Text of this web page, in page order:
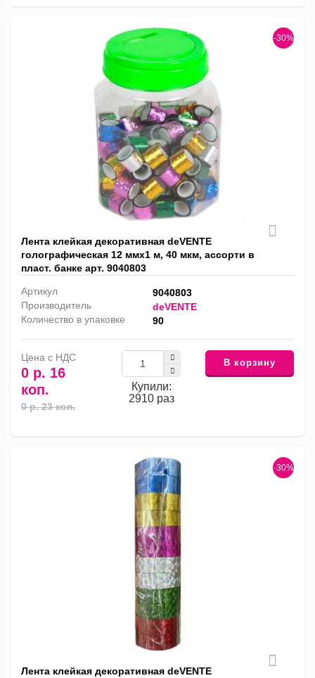
-30%
Лента клейкая декоративная deVENTE
голографическая 12 ммх1 м, 40 мкм, ассорти в
пласт. банке арт. 9040803
Артикул
9040803
Производитель
deVENTE
Количество в упаковке
90
Цена с НДС
0 р. 16
коп.
0 р. 23 коп.
Купили:
2910 раз
В корзину
-30%
Лента клейкая декоративная deVENTE